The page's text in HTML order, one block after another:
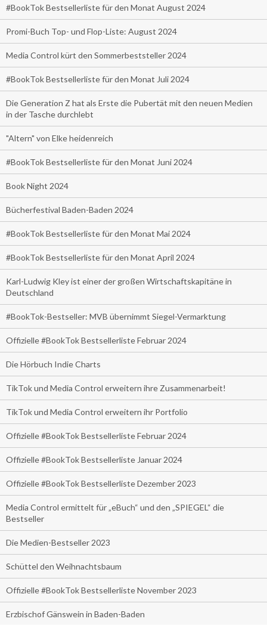
#BookTok Bestsellerliste für den Monat August 2024
Promi-Buch Top- und Flop-Liste: August 2024
Media Control kürt den Sommerbeststeller 2024
#BookTok Bestsellerliste für den Monat Juli 2024
Die Generation Z hat als Erste die Pubertät mit den neuen Medien
in der Tasche durchlebt
"Altern" von Elke heidenreich
#BookTok Bestsellerliste für den Monat Juni 2024
Book Night 2024
Bücherfestival Baden-Baden 2024
#BookTok Bestsellerliste für den Monat Mai 2024
#BookTok Bestsellerliste für den Monat April 2024
Karl-Ludwig Kley ist einer der großen Wirtschaftskapitäne in
Deutschland
#BookTok-Bestseller: MVB übernimmt Siegel-Vermarktung
Offizielle #BookTok Bestsellerliste Februar 2024
Die Hörbuch Indie Charts
TikTok und Media Control erweitern ihre Zusammenarbeit!
TikTok und Media Control erweitern ihr Portfolio
Offizielle #BookTok Bestsellerliste Februar 2024
Offizielle #BookTok Bestsellerliste Januar 2024
Offizielle #BookTok Bestsellerliste Dezember 2023
Media Control ermittelt für „eBuch“ und den „SPIEGEL“ die
Bestseller
Die Medien-Bestseller 2023
Schüttel den Weihnachtsbaum
Offizielle #BookTok Bestsellerliste November 2023
Erzbischof Gänswein in Baden-Baden